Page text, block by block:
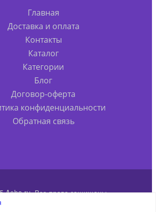
Главная
Доставка и оплата
Контакты
Каталог
Категории
Блог
Договор-оферта
конфиденциальности
Обратная связь
Aoha.ru. Все права защищены